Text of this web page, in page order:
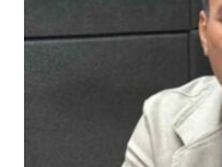
ajudaram a
em Pernambuco.
O discurso
comemorativa
de Mulheres,